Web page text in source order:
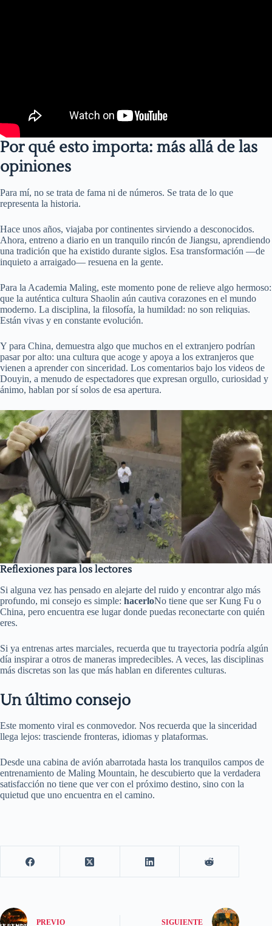
Por qué esto importa: más allá de las
opiniones
Para mí, no se trata de fama ni de números. Se trata de lo que
representa la historia.
Hace unos años, viajaba por continentes sirviendo a desconocidos.
Ahora, entreno a diario en un tranquilo rincón de Jiangsu, aprendiendo
una tradición que ha existido durante siglos. Esa transformación —de
inquieto a arraigado— resuena en la gente.
Para la Academia Maling, este momento pone de relieve algo hermoso:
que la auténtica cultura Shaolin aún cautiva corazones en el mundo
moderno. La disciplina, la filosofía, la humildad: no son reliquias.
Están vivas y en constante evolución.
Y para China, demuestra algo que muchos en el extranjero podrían
pasar por alto: una cultura que acoge y apoya a los extranjeros que
vienen a aprender con sinceridad. Los comentarios bajo los videos de
Douyin, a menudo de espectadores que expresan orgullo, curiosidad y
ánimo, hablan por sí solos de esa apertura.
Reflexiones para los lectores
Si alguna vez has pensado en alejarte del ruido y encontrar algo más
profundo, mi consejo es simple: hacerloNo tiene que ser Kung Fu o
China, pero encuentra ese lugar donde puedas reconectarte con quién
eres.
Si ya entrenas artes marciales, recuerda que tu trayectoria podría algún
día inspirar a otros de maneras impredecibles. A veces, las disciplinas
más discretas son las que más hablan en diferentes culturas.
Un último consejo
Este momento viral es conmovedor. Nos recuerda que la sinceridad
llega lejos: trasciende fronteras, idiomas y plataformas.
Desde una cabina de avión abarrotada hasta los tranquilos campos de
entrenamiento de Maling Mountain, he descubierto que la verdadera
satisfacción no tiene que ver con el próximo destino, sino con la
quietud que uno encuentra en el camino.
PREVIO SIGUIENTE